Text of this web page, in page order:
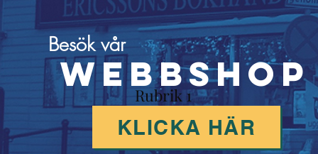
Besök vår
wEBBSHOP
KLICKA HÄR
Rubrik 1